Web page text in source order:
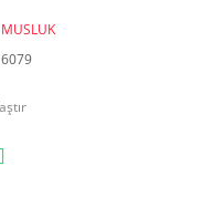
MUSLUK
6079